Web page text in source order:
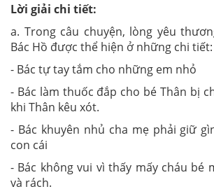
Lời giải chi tiết:
a. Trong câu chuyện, lòng yêu
Bác Hồ được thể hiện ở những chi tiết:
- Bác tự tay tắm cho những em nhỏ
- Bác làm thuốc đắp cho bé Thân bị
khi Thân kêu xót.
- Bác khuyên nhủ cha mẹ phải giữ
con cái
- Bác không vui vì thấy mấy cháu bé
và rách.